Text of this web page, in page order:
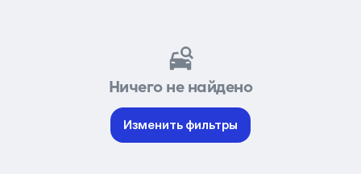
Ничего не найдено
Изменить фильтры